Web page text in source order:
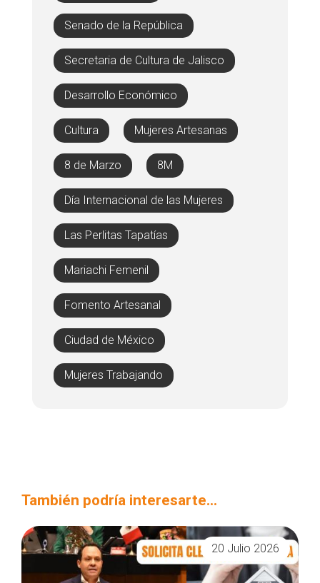
Senado de la República
Secretaria de Cultura de Jalisco
Desarrollo Económico
Cultura Mujeres Artesanas
8 de Marzo 8M
Día Internacional de las Mujeres
Las Perlitas Tapatías
Mariachi Femenil
Fomento Artesanal
Ciudad de México
Mujeres Trabajando
También podría interesarte...
20 Julio 2026